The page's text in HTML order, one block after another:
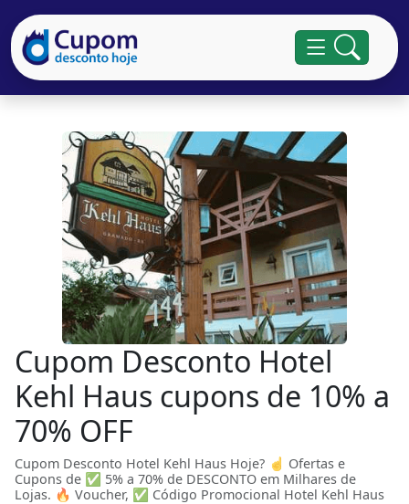
Cupom Desconto Hotel
Kehl Haus cupons de 10% a
70% OFF
Cupom Desconto Hotel Kehl Haus Hoje? ☝ Ofertas e
Cupons de ✅ 5% a 70% de DESCONTO em Milhares de
Lojas. 🔥 Voucher, ✅ Código Promocional Hotel Kehl Haus